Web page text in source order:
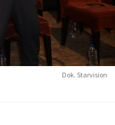
Dok. Starvision